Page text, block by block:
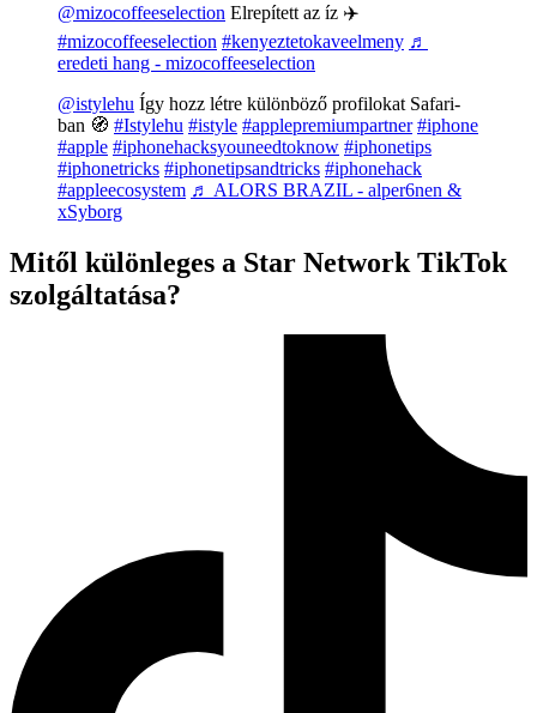
@mizocoffeeselection Elrepített az íz ✈️
#mizocoffeeselection #kenyeztetokaveelmeny ♬
eredeti hang - mizocoffeeselection
@istylehu Így hozz létre különböző profilokat Safari-
ban 🧭 #Istylehu #istyle #applepremiumpartner #iphone
#apple #iphonehacksyouneedtoknow #iphonetips
#iphonetricks #iphonetipsandtricks #iphonehack
#appleecosystem ♬ ALORS BRAZIL - alper6nen &
xSyborg
Mitől különleges a Star Network TikTok
szolgáltatása?